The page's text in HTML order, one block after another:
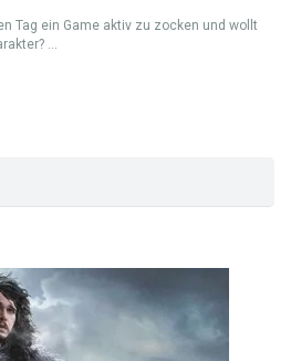
Tag ein Game aktiv zu zocken und wollt
...